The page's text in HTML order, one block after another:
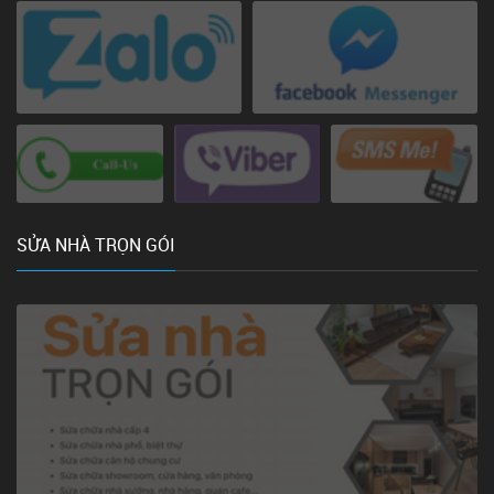
SỬA NHÀ TRỌN GÓI